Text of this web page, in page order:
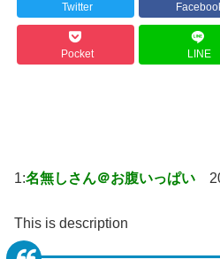
Twitter
Pocket LINE
1:名無しさん＠お腹いっぱい
This is description